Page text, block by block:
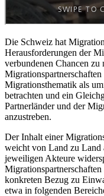
Die Schweiz hat
Herausforderungen der
verbundenen Chancen zu
Migrationsthematik als
betrachten und ein
Partnerländer und der
anzustreben.
Der Inhalt einer
weicht von Land zu Land
jeweiligen Akteure
konkreten Bezug zu
etwa in folgenden